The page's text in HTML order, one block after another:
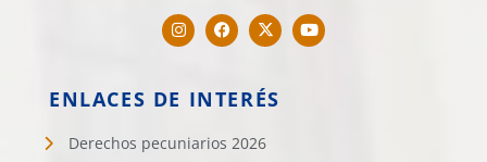
ENLACES DE INTERÉS
Derechos pecuniarios 2026